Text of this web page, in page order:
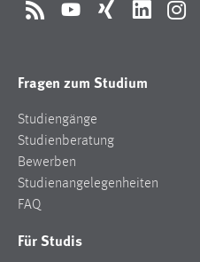
RSS YouTubeXing LinkedIn
Fragen zum Studium
Studiengänge
Studienberatung
Bewerben
Studienangelegenheiten
FAQ
Für Studis